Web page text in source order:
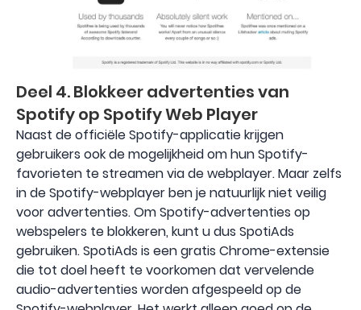
Deel 4. Blokkeer advertenties van
Spotify op Spotify Web Player
Naast de officiële Spotify-applicatie krijgen
gebruikers ook de mogelijkheid om hun Spotify-
favorieten te streamen via de webplayer. Maar zelfs
in de Spotify-webplayer ben je natuurlijk niet veilig
voor advertenties. Om Spotify-advertenties op
webspelers te blokkeren, kunt u dus SpotiAds
gebruiken. SpotiAds is een gratis Chrome-extensie
die tot doel heeft te voorkomen dat vervelende
audio-advertenties worden afgespeeld op de